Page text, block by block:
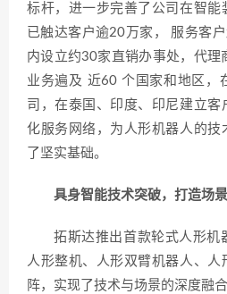
标杆，进一步完善了公司在智能
已触达客户逾20万家， 服务客
内设立约30家直销办事处，代
业务遍及 近60 个国家和地区，
司，在泰国、印度、印尼建立客
化服务网络，为人形机器人的技
了坚实基础。
具身智能技术突破，打造场
拓斯达推出首款轮式人形机
人形整机、人形双臂机器人、人
阵，实现了技术与场景的深度融合